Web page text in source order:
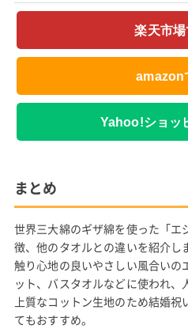
楽天市場
amazon
Yahoo!ショッ
まとめ
世界三大綿のギザ綿を使った「
徴、他のタオルとの違いを紹介し
触り心地の良いやさしい風合いの
ット、バスタオルなどに使われ、
上質なコットン生地のため結婚
てもおすすめ。